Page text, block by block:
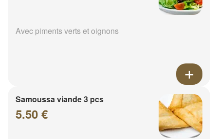
Avec piments verts et oignons
Samoussa viande 3 pcs
5.50 €